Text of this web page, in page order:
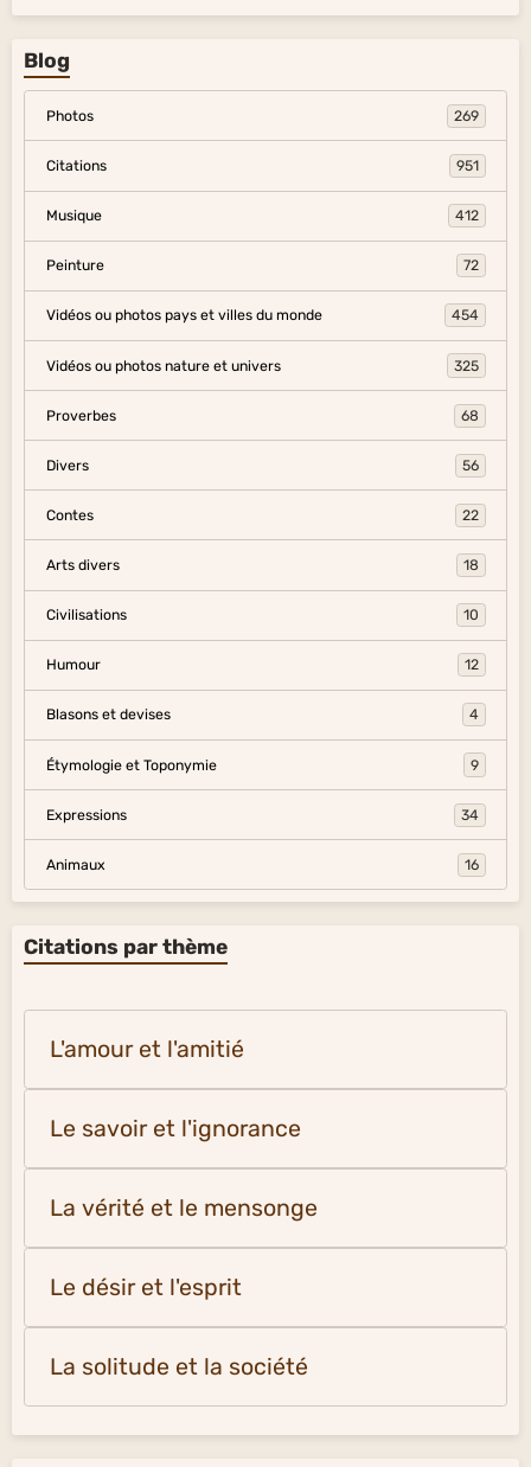
Blog
Photos 269
Citations 951
Musique 412
Peinture 72
Vidéos ou photos pays et villes du monde 454
Vidéos ou photos nature et univers 325
Proverbes 68
Divers 56
Contes 22
Arts divers 18
Civilisations 10
Humour 12
Blasons et devises 4
Étymologie et Toponymie 9
Expressions 34
Animaux 16
Citations par thème
L'amour et l'amitié
Le savoir et l'ignorance
La vérité et le mensonge
Le désir et l'esprit
La solitude et la société